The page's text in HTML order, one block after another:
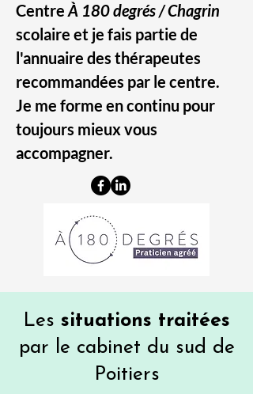
Centre À 180 degrés / Chagrin
scolaire et je fais partie de
l'annuaire des thérapeutes
recommandées par le centre.
Je me forme en continu pour
toujours mieux vous
accompagner.
Les situations traitées
par le cabinet du sud de
Poitiers